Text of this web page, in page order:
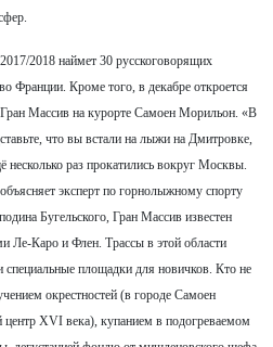
2018 наймет 30 русскоговорящих
Франции. Кроме того, в декабре откроется
Массив на курорте Самоен Морильон. «В
что вы встали на лыжи на Дмитровке,
несколько раз прокатились вокруг Москвы.
эксперт по горнолыжному спорту
Бугельского, Гран Массив известен
Ле-Каро и Флен. Трассы в этой области
специальные площадки для новичков. Кто не
окрестностей (в городе Самоен
центр XVI века), купанием в подогреваемом